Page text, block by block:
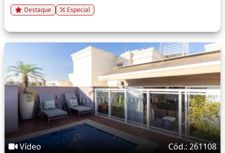
Destaque Especial
Vídeo Cód.: 261108